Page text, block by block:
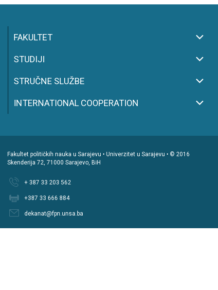
FAKULTET
STUDIJI
STRUČNE SLUŽBE
INTERNATIONAL COOPERATION
Fakultet političkih nauka u Sarajevu • Univerzitet u Sarajevu • © 2016
Skenderija 72, 71000 Sarajevo, BiH
+ 387 33 203 562
+387 33 666 884
dekanat@fpn.unsa.ba